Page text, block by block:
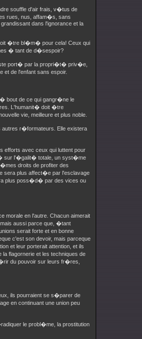
souffle d'air frais, v�tus de
rues, nus, affam�s, sans
dans l'ignorance et la
�tre bl�m� pour cela! Ceux qui
� tant de d�sespoir?
port� par la propri�t� priv�e,
de l'enfant sans espoir.
bout de ce qui gangr�ne le
L'humanit� doit �tre
vie, meilleure et plus noble.
r�formateurs. Elle existera
efforts avec ceux qui luttent pour
sur l'�galit� totale, un syst�me
droits de profiter des
sera plus affect�e par l'esclavage
plus poss�d� par des vices ou
morale en l'autre. Chacun aimerait
aussi parce que, �tant
serait forte et en bonne
c'est son devoir, mais parceque
et leur porterait attention, et ils
flagornerie et les techniques de
du pouvoir sur leurs fr�res,
ils pourraient se s�parer de
en continuant une union peu
le probl�me, la prostitution